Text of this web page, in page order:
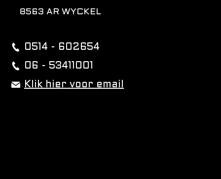
8563 AR WYCKEL
0514 - 602654
06 - 53411001
Klik hier voor email